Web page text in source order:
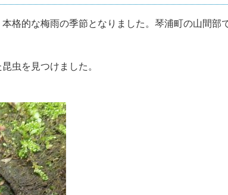
格的な梅雨の季節となりました。琴浦町の山間部
虫を見つけました。